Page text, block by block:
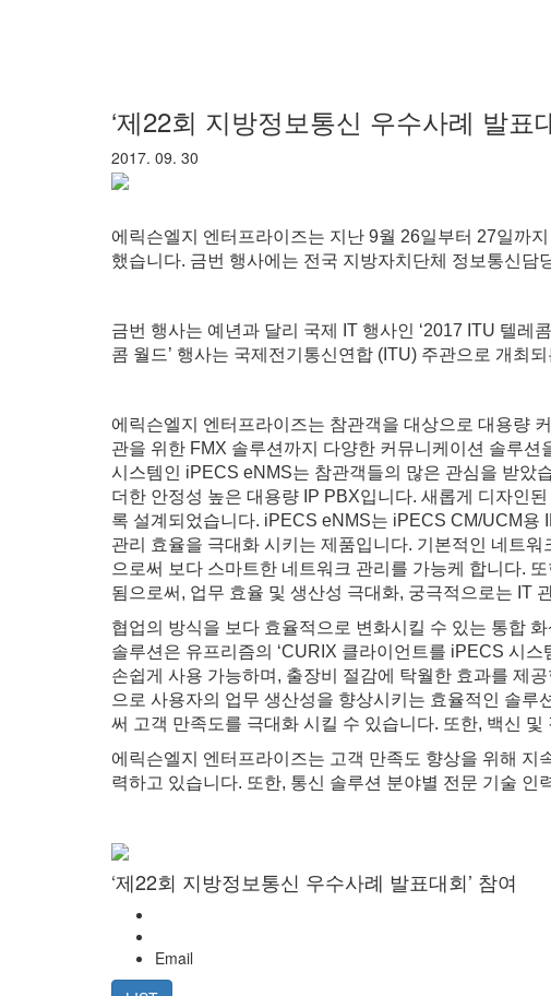
‘제22회 지방정보통신 우수사례 발표
2017. 09. 30
에릭슨엘지 엔터프라이즈는 지난 9월 26일부터 27일까
했습니다. 금번 행사에는 전국 지방자치단체 정보통신
금번 행사는 예년과 달리 국제 IT 행사인 ‘2017 ITU 텔레
콤 월드’ 행사는 국제전기통신연합 (ITU) 주관으로 개최
에릭슨엘지 엔터프라이즈는 참관객을 대상으로 대용량
관을 위한 FMX 솔루션까지 다양한 커뮤니케이션 솔루
시스템인 iPECS eNMS는 참관객들의 많은 관심을 받았
더한 안정성 높은 대용량 IP PBX입니다. 새롭게 디자인
록 설계되었습니다. iPECS eNMS는 iPECS CM/UCM용
관리 효율을 극대화 시키는 제품입니다. 기본적인 네트
으로써 보다 스마트한 네트워크 관리를 가능케 합니다.
됨으로써, 업무 효율 및 생산성 극대화, 궁극적으로는 IT
협업의 방식을 보다 효율적으로 변화시킬 수 있는 통합
솔루션은 유프리즘의 ‘CURIX 클라이언트를 iPECS 시
손쉽게 사용 가능하며, 출장비 절감에 탁월한 효과를 제
으로 사용자의 업무 생산성을 향상시키는 효율적인 솔
써 고객 만족도를 극대화 시킬 수 있습니다. 또한, 백신
에릭슨엘지 엔터프라이즈는 고객 만족도 향상을 위해
력하고 있습니다. 또한, 통신 솔루션 분야별 전문 기술
‘제22회 지방정보통신 우수사례 발표대회’ 참여
Email